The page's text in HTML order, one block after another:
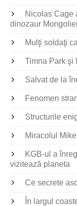
Nicolas Cage
dinozaur Mongoliei
Mulţi soldaţi
Timna Park şi
Salvat de la
Fenomen
Structurile
Miracolul
KGB-ul a
vizitează planeta
Ce secrete
În largul